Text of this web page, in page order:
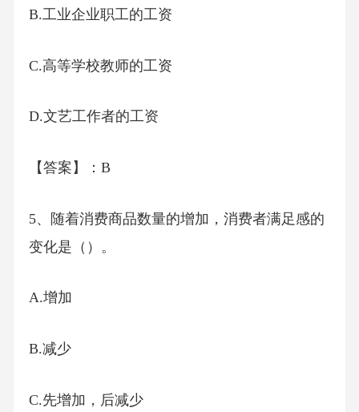
B.工业企业职工的工资
C.高等学校教师的工资
D.文艺工作者的工资
【答案】：B
5、随着消费商品数量的增加，消费者满足感的
变化是（）。
A.增加
B.减少
C.先增加，后减少